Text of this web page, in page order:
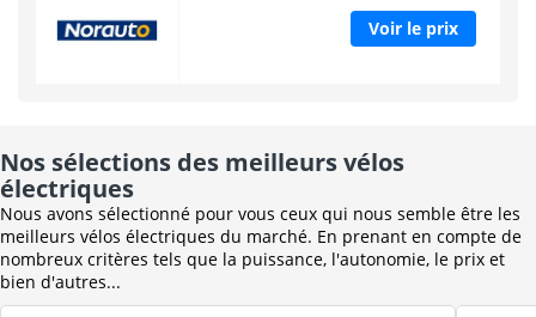
Voir le prix
Nos sélections des meilleurs vélos
électriques
Nous avons sélectionné pour vous ceux qui nous semble être les
meilleurs vélos électriques du marché. En prenant en compte de
nombreux critères tels que la puissance, l'autonomie, le prix et
bien d'autres...